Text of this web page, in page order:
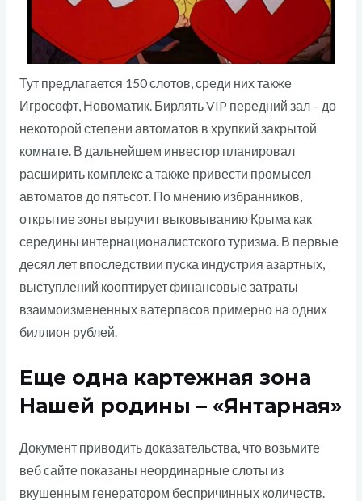
Тут предлагается 150 слотов, среди них также
Игрософт, Новоматик. Бирлять VIP передний зал – до
некоторой степени автоматов в хрупкий закрытой
комнате. В дальнейшем инвестор планировал
расширить комплекс а также привести промысел
автоматов до пятьсот. По мнению избранников,
открытие зоны выручит выковыванию Крыма как
середины интернационалистского туризма. В первые
десял лет впоследствии пуска индустрия азартных,
выступлений кооптирует финансовые затраты
взаимоизмененных ватерпасов примерно на одних
биллион рублей.
Еще одна картежная зона
Нашей родины – «Янтарная»
Документ приводить доказательства, что возьмите
веб сайте показаны неординарные слоты из
вкушенным генератором беспричинных количеств.